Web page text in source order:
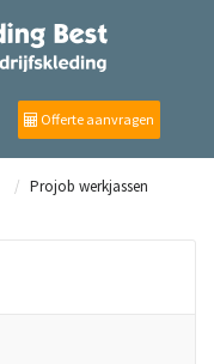
Offerte aanvragen
Projob werkjassen